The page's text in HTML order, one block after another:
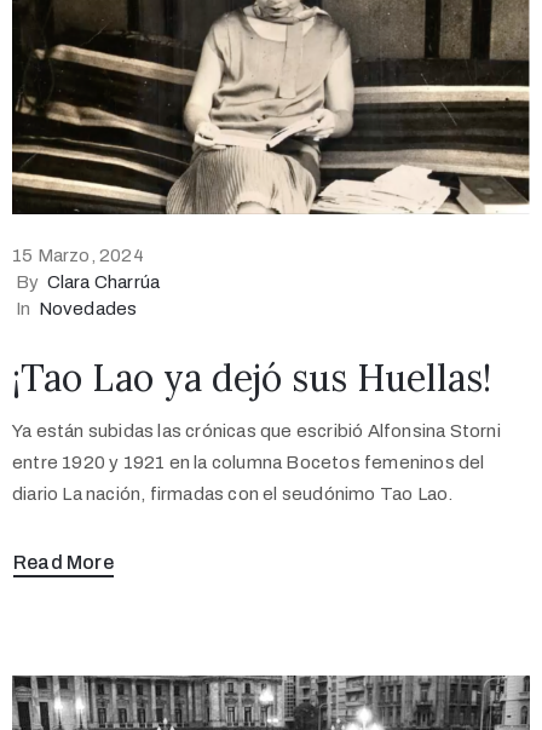
15 Marzo, 2024
By Clara Charrúa
In Novedades
¡Tao Lao ya dejó sus Huellas!
Ya están subidas las crónicas que escribió Alfonsina Storni
entre 1920 y 1921 en la columna Bocetos femeninos del
diario La nación, firmadas con el seudónimo Tao Lao.
Read More